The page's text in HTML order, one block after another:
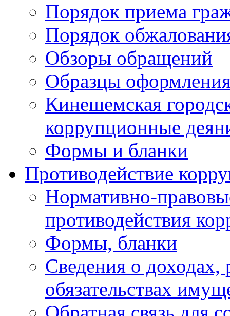
Порядок приема
Порядок
Обзоры обращений
Образцы
Кинешемская
коррупционные
Формы и бланки
Противодействие
Нормативно-
противодействия
Формы, бланки
Сведения о доходах,
обязательствах